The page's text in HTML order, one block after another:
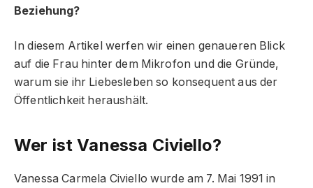
Beziehung?
In diesem Artikel werfen wir einen genaueren Blick
auf die Frau hinter dem Mikrofon und die Gründe,
warum sie ihr Liebesleben so konsequent aus der
Öffentlichkeit heraushält.
Wer ist Vanessa Civiello?
Vanessa Carmela Civiello wurde am 7. Mai 1991 in